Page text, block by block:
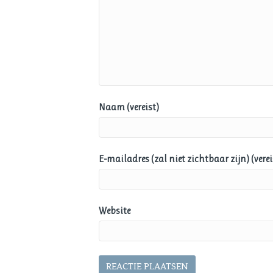
Naam (vereist)
E-mailadres (zal niet zichtbaar zijn)
Website